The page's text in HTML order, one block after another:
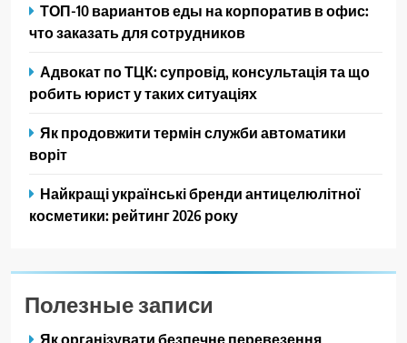
ТОП-10 вариантов еды на корпоратив в офис:
что заказать для сотрудников
Адвокат по ТЦК: супровід, консультація та що
робить юрист у таких ситуаціях
Як продовжити термін служби автоматики
воріт
Найкращі українські бренди антицелюлітної
косметики: рейтинг 2026 року
Полезные записи